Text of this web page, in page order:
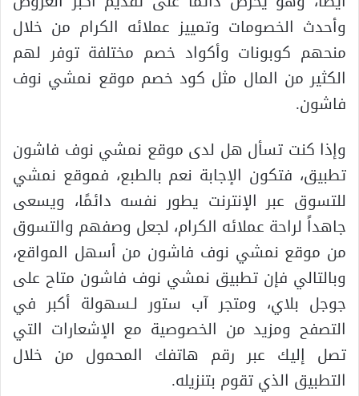
وأحدث الخصومات وتمييز عملائه الكرام من خلال
منحهم كوبونات وأكواد خصم مختلفة توفر لهم
الكثير من المال مثل كود خصم موقع نمشي نوف
فاشون.
وإذا كنت تسأل هل لدى موقع نمشي نوف فاشون
تطبيق، فتكون الإجابة نعم بالطبع، فموقع نمشي
للتسوق عبر الإنترنت يطور نفسه دائمًا، ويسعى
جاهداً لراحة عملائه الكرام، لجعل وصفهم والتسوق
من موقع نمشي نوف فاشون من أسهل المواقع،
وبالتالي فإن تطبيق نمشي نوف فاشون متاح على
جوجل بلاي، ومتجر آب ستور لـسهولة أكبر في
التصفح ومزيد من الخصوصية مع الإشعارات التي
تصل إليك عبر رقم هاتفك المحمول من خلال
التطبيق الذي تقوم بتنزيله.